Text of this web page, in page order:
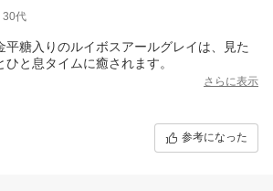
30代
平糖入りのルイボスアールグレイは、見た
と息タイムに癒されます。
さらに表示
参考になった